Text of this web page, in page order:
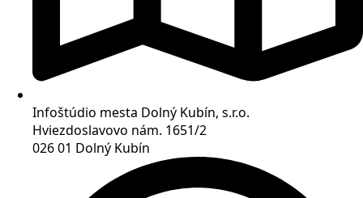
Infoštúdio mesta Dolný Kubín, s.r.o.
Hviezdoslavovo nám. 1651/2
026 01 Dolný Kubín